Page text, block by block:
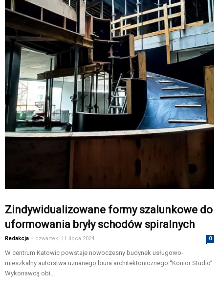
Zindywidualizowane formy szalunkowe do
uformowania bryły schodów spiralnych
Redakcja - czwartek, 11 lipca 2024 0
W centrum Katowic powstaje nowoczesny budynek usługowo-
mieszkalny autorstwa uznanego biura architektonicznego “Konior Studio”.
Wykonawcą obi...